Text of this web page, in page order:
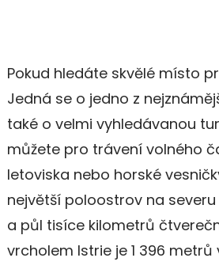
Pokud hledáte skvělé místo
Jedná se o jedno z
také o velmi vyhledávanou
můžete pro trávení volného
letoviska nebo horské
největší poloostrov na
a půl tisíce kilometrů
vrcholem Istrie je 1 396 metrů